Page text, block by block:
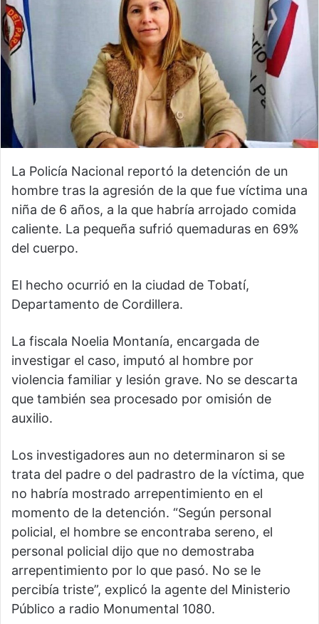
l
La Policía Nacional reportó la detención de un
hombre tras la agresión de la que fue víctima una
niña de 6 años, a la que habría arrojado comida
caliente. La pequeña sufrió quemaduras en 69%
del cuerpo.
El hecho ocurrió en la ciudad de Tobatí,
Departamento de Cordillera.
La fiscala Noelia Montanía, encargada de
investigar el caso, imputó al hombre por
violencia familiar y lesión grave. No se descarta
que también sea procesado por omisión de
auxilio.
Los investigadores aun no determinaron si se
trata del padre o del padrastro de la víctima, que
no habría mostrado arrepentimiento en el
momento de la detención. “Según personal
policial, el hombre se encontraba sereno, el
personal policial dijo que no demostraba
arrepentimiento por lo que pasó. No se le
percibía triste”, explicó la agente del Ministerio
Público a radio Monumental 1080.